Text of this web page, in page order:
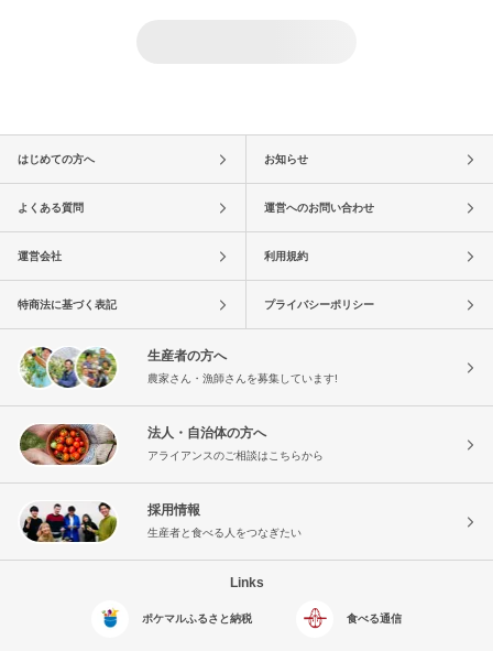
はじめての方へ お知らせ
よくある質問 運営へのお問い合わせ
運営会社 利用規約
特商法に基づく表記 プライバシーポリシー
生産者の方へ
農家さん・漁師さんを募集しています!
法人・自治体の方へ
アライアンスのご相談はこちらから
採用情報
生産者と食べる人をつなぎたい
Links
ポケマルふるさと納税 食べる通信